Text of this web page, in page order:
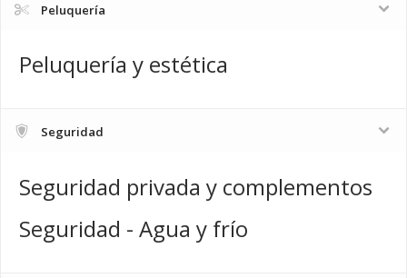
Peluquería
Peluquería y estética
Seguridad
Seguridad privada y complementos
Seguridad - Agua y frío